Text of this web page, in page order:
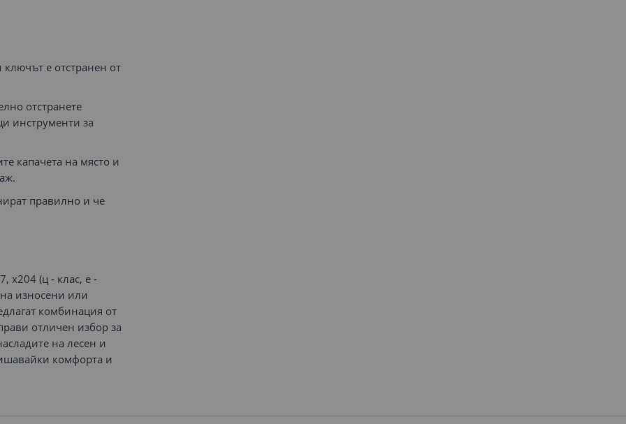
е отстранен от
отстранете
инструменти за
капачета на място и
правилно и че
х204 (ц - клас, е -
износени или
комбинация от
отличен избор за
на лесен и
комфорта и